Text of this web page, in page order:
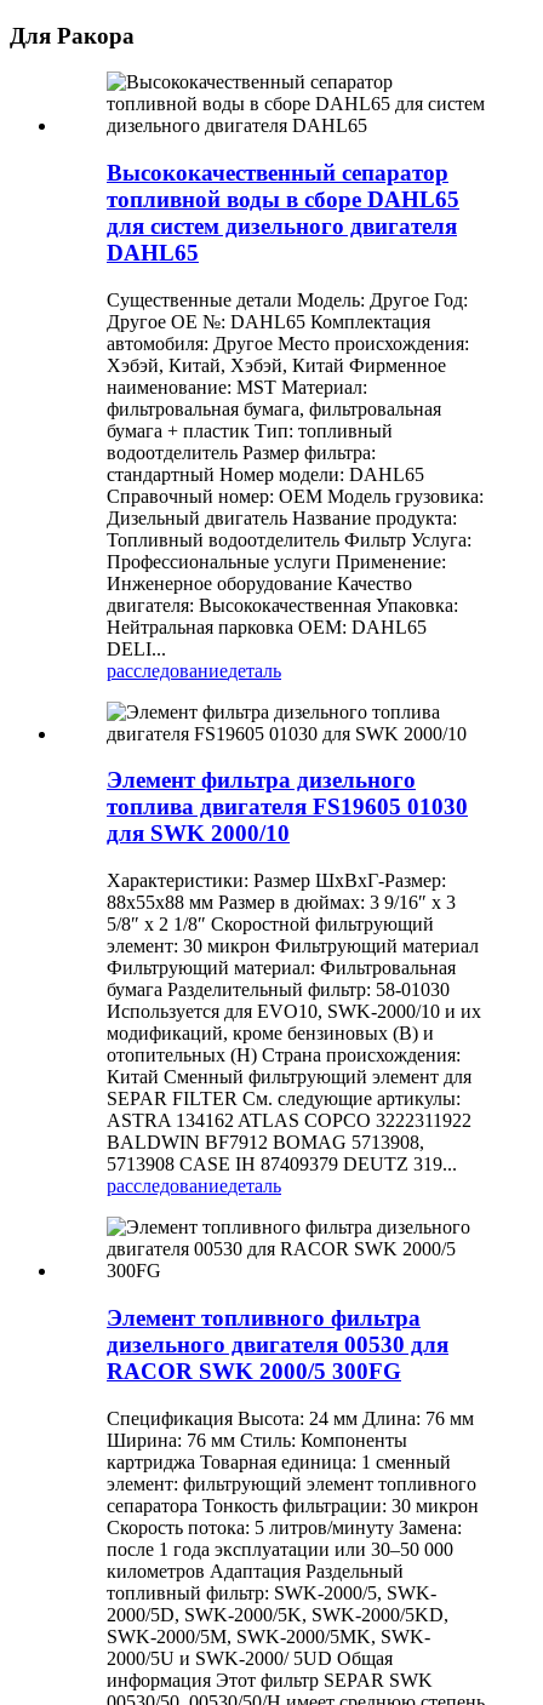
Для Ракора
Высококачественный сепаратор
топливной воды в сборе DAHL65
для систем дизельного двигателя
DAHL65
Существенные детали Модель: Другое Год:
Другое OE №: DAHL65 Комплектация
автомобиля: Другое Место происхождения:
Хэбэй, Китай, Хэбэй, Китай Фирменное
наименование: MST Материал:
фильтровальная бумага, фильтровальная
бумага + пластик Тип: топливный
водоотделитель Размер фильтра:
стандартный Номер модели: DAHL65
Справочный номер: OEM Модель грузовика:
Дизельный двигатель Название продукта:
Топливный водоотделитель Фильтр Услуга:
Профессиональные услуги Применение:
Инженерное оборудование Качество
двигателя: Высококачественная Упаковка:
Нейтральная парковка OEM: DAHL65
DELI...
расследованиедеталь
Элемент фильтра дизельного
топлива двигателя FS19605 01030
для SWK 2000/10
Характеристики: Размер ШxВxГ-Размер:
88x55x88 мм Размер в дюймах: 3 9/16″ x 3
5/8″ x 2 1/8″ Скоростной фильтрующий
элемент: 30 микрон Фильтрующий материал
Фильтрующий материал: Фильтровальная
бумага Разделительный фильтр: 58-01030
Используется для EVO10, SWK-2000/10 и их
модификаций, кроме бензиновых (B) и
отопительных (H) Страна происхождения:
Китай Сменный фильтрующий элемент для
SEPAR FILTER См. следующие артикулы:
ASTRA 134162 ATLAS COPCO 3222311922
BALDWIN BF7912 BOMAG 5713908,
5713908 CASE IH 87409379 DEUTZ 319...
расследованиедеталь
Элемент топливного фильтра
дизельного двигателя 00530 для
RACOR SWK 2000/5 300FG
Спецификация Высота: 24 мм Длина: 76 мм
Ширина: 76 мм Стиль: Компоненты
картриджа Товарная единица: 1 сменный
элемент: фильтрующий элемент топливного
сепаратора Тонкость фильтрации: 30 микрон
Скорость потока: 5 литров/минуту Замена:
после 1 года эксплуатации или 30–50 000
километров Адаптация Раздельный
топливный фильтр: SWK-2000/5, SWK-
2000/5D, SWK-2000/5K, SWK-2000/5KD,
SWK-2000/5M, SWK-2000/5MK, SWK-
2000/5U и SWK-2000/ 5UD Общая
информация Этот фильтр SEPAR SWK